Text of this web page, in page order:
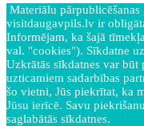
Materiālu
visitdaugavpils.lv ir
Informējam, ka šajā
val. "cookies"). Sīkdatne
Uzkrātās sīkdatnes var būt
uzticamiem sadarbības
šo vietni, Jūs piekrītat, ka
Jūsu ierīcē. Savu
saglabātās sīkdatnes.